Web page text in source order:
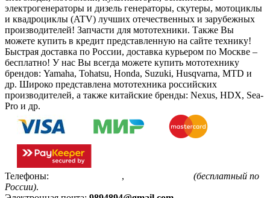
электрогенераторы и дизель генераторы, скутеры, мотоциклы
и квадроциклы (ATV) лучших отечественных и зарубежных
производителей! Запчасти для мототехники. Также Вы
можете купить в кредит представленную на сайте технику!
Быстрая доставка по России, доставка курьером по Москве –
бесплатно! У нас Вы всегда можете купить мототехнику
брендов: Yamaha, Tohatsu, Honda, Suzuki, Husqvarna, MTD и
др. Широко представлена мототехника российских
производителей, а также китайские бренды: Nexus, HDX, Sea-
Pro и др.
Телефоны: ,
(бесплатный по
России).